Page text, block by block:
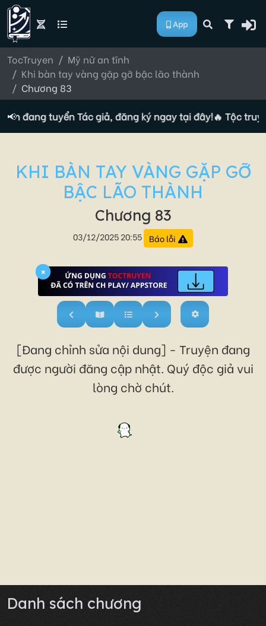
App
TocTruyen
Mỹ nữ an tĩnh
Khi bàn tay vàng gặp gỡ bậc lão thành
Chương 83
📢đang tuyển Tác giả, đăng ký ngay tại đây!🔥 Tộc
KHI BÀN TAY VÀNG GẶP GỠ
BẬC LÃO THÀNH
Chương 83
03/12/2025 20:55 Báo lỗi
×
[Đang chỉnh sửa nội dung] - Truyện đang
được người đăng cập nhật. Quý độc giả vui
lòng chờ chút.
Danh sách chương